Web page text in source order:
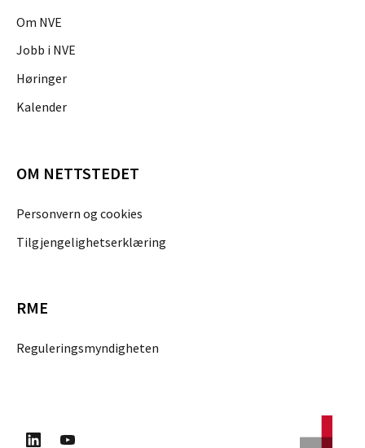
Om NVE
Jobb i NVE
Høringer
Kalender
OM NETTSTEDET
Personvern og cookies
Tilgjengelighetserklæring
RME
Reguleringsmyndigheten